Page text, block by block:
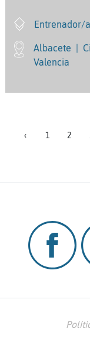
Entrenador/
Albacete
Valencia
‹ 1 2